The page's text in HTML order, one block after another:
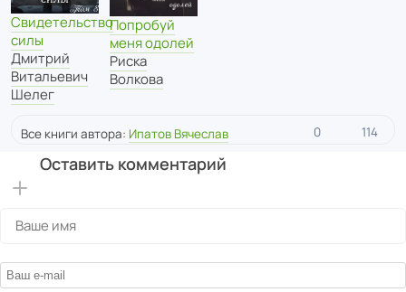
Свидетельство
силы
Дмитрий
Витальевич
Шелег
Попробуй
меня одолей
Риска
Волкова
Все книги автора: Ипатов Вячеслав 0 114
Оставить комментарий